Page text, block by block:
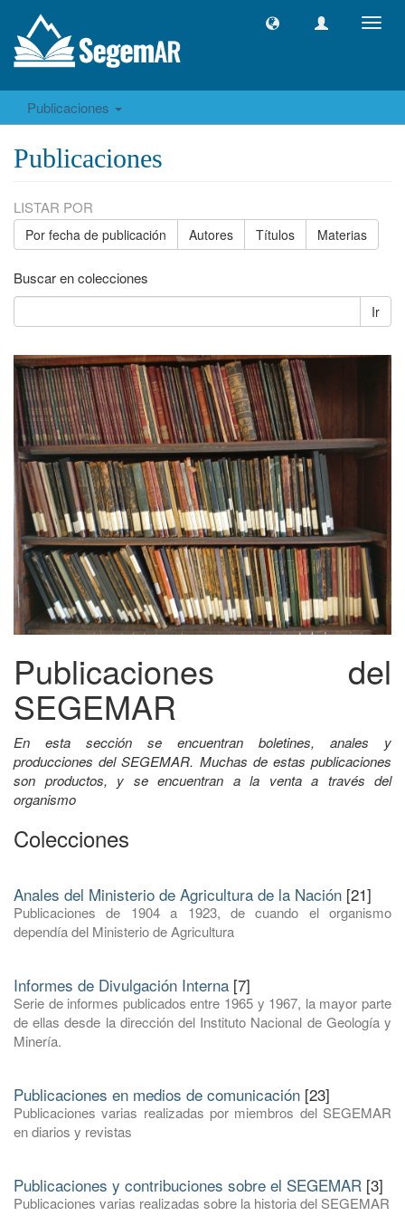
Publicaciones
Publicaciones
LISTAR POR
Por fecha de publicación Autores Títulos Materias
Buscar en colecciones
Ir
Publicaciones del
SEGEMAR
En esta sección se encuentran boletines, anales y
producciones del SEGEMAR. Muchas de estas publicaciones
son productos, y se encuentran a la venta a través del
organismo
Colecciones
Anales del Ministerio de Agricultura de la Nación [21]
Publicaciones de 1904 a 1923, de cuando el organismo
dependía del Ministerio de Agricultura
Informes de Divulgación Interna [7]
Serie de informes publicados entre 1965 y 1967, la mayor parte
de ellas desde la dirección del Instituto Nacional de Geología y
Minería.
Publicaciones en medios de comunicación [23]
Publicaciones varias realizadas por miembros del SEGEMAR
en diarios y revistas
Publicaciones y contribuciones sobre el SEGEMAR [3]
Publicaciones varias realizadas sobre la historia del SEGEMAR